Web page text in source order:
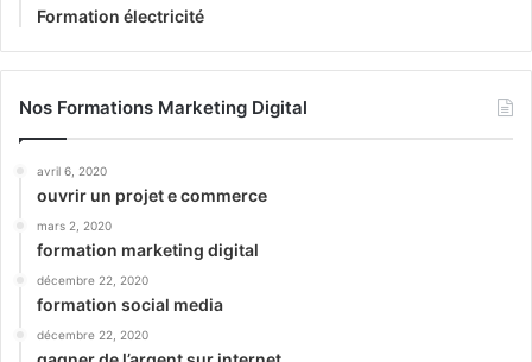
Formation électricité
Nos Formations Marketing Digital
avril 6, 2020
ouvrir un projet e commerce
mars 2, 2020
formation marketing digital
décembre 22, 2020
formation social media
décembre 22, 2020